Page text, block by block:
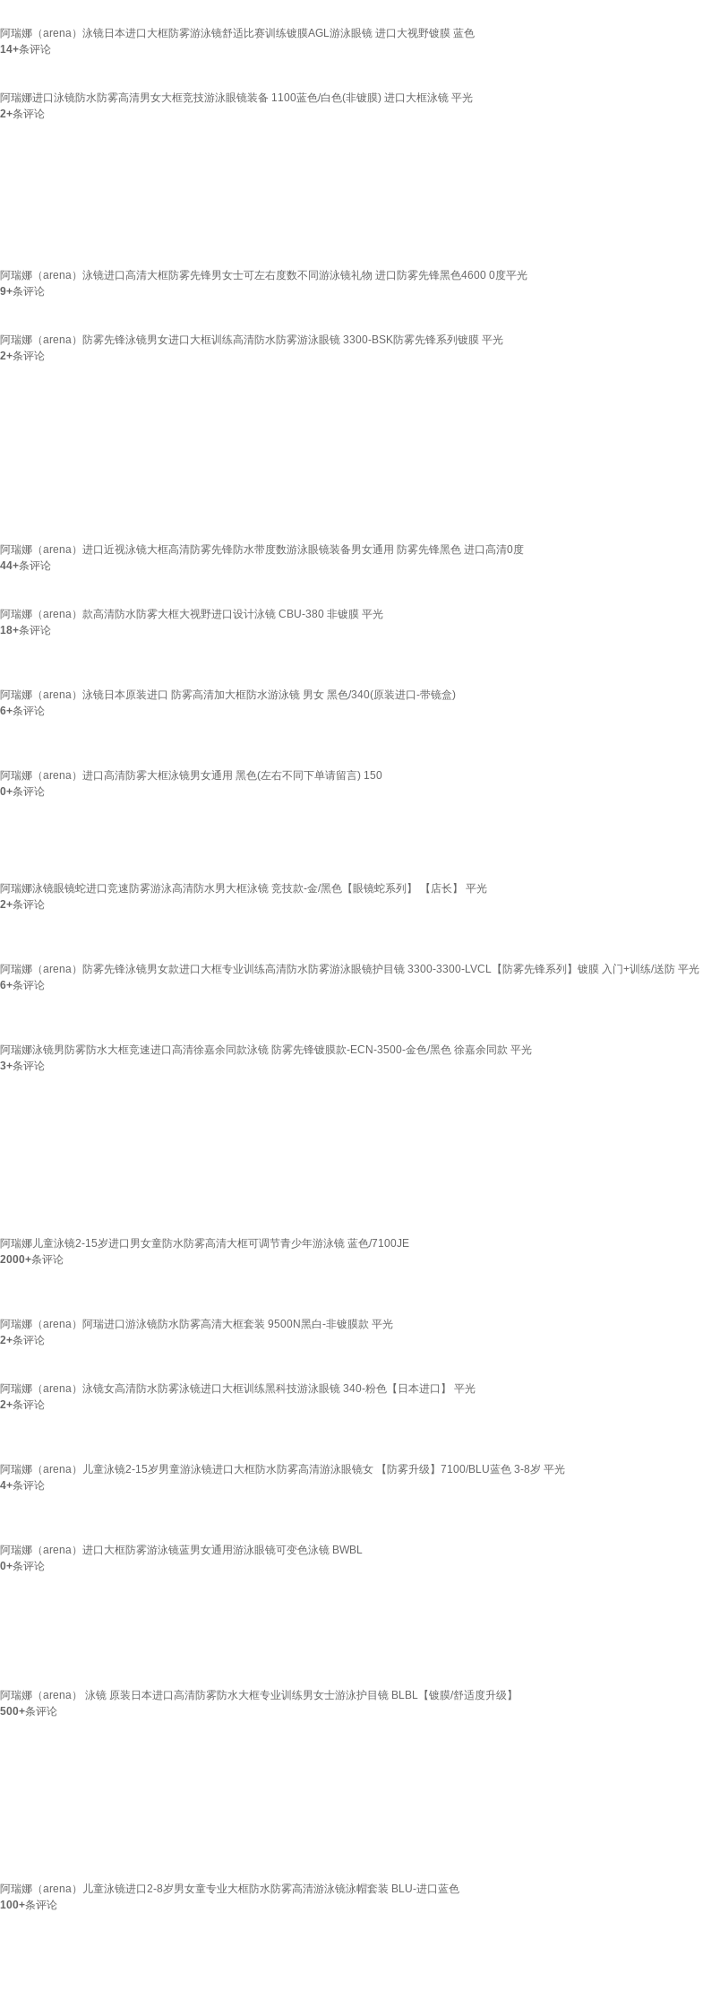
阿瑞娜（arena）泳镜日本进口大框防雾游泳镜舒适比赛训练镀膜AGL游泳眼镜 进口大视野镀膜 蓝色
14+条评论
阿瑞娜进口泳镜防水防雾高清男女大框竞技游泳眼镜装备 1100蓝色/白色(非镀膜) 进口大框泳镜 平光
2+条评论
阿瑞娜（arena）泳镜进口高清大框防雾先锋男女士可左右度数不同游泳镜礼物 进口防雾先锋黑色4600 0度平光
9+条评论
阿瑞娜（arena）防雾先锋泳镜男女进口大框训练高清防水防雾游泳眼镜 3300-BSK防雾先锋系列镀膜 平光
2+条评论
阿瑞娜（arena）进口近视泳镜大框高清防雾先锋防水带度数游泳眼镜装备男女通用 防雾先锋黑色 进口高清0度
44+条评论
阿瑞娜（arena）款高清防水防雾大框大视野进口设计泳镜 CBU-380 非镀膜 平光
18+条评论
阿瑞娜（arena）泳镜日本原装进口 防雾高清加大框防水游泳镜 男女 黑色/340(原装进口-带镜盒)
6+条评论
阿瑞娜（arena）进口高清防雾大框泳镜男女通用 黑色(左右不同下单请留言) 150
0+条评论
阿瑞娜泳镜眼镜蛇进口竞速防雾游泳高清防水男大框泳镜 竞技款-金/黑色【眼镜蛇系列】 【店长】 平光
2+条评论
阿瑞娜（arena）防雾先锋泳镜男女款进口大框专业训练高清防水防雾游泳眼镜护目镜 3300-3300-LVCL【防雾先锋系列】镀膜 入门+训练/送防 平光
6+条评论
阿瑞娜泳镜男防雾防水大框竞速进口高清徐嘉余同款泳镜 防雾先锋镀膜款-ECN-3500-金色/黑色 徐嘉余同款 平光
3+条评论
阿瑞娜儿童泳镜2-15岁进口男女童防水防雾高清大框可调节青少年游泳镜 蓝色/7100JE
2000+条评论
阿瑞娜（arena）阿瑞进口游泳镜防水防雾高清大框套装 9500N黑白-非镀膜款 平光
2+条评论
阿瑞娜（arena）泳镜女高清防水防雾泳镜进口大框训练黑科技游泳眼镜 340-粉色【日本进口】 平光
2+条评论
阿瑞娜（arena）儿童泳镜2-15岁男童游泳镜进口大框防水防雾高清游泳眼镜女 【防雾升级】7100/BLU蓝色 3-8岁 平光
4+条评论
阿瑞娜（arena）进口大框防雾游泳镜蓝男女通用游泳眼镜可变色泳镜 BWBL
0+条评论
阿瑞娜（arena） 泳镜 原装日本进口高清防雾防水大框专业训练男女士游泳护目镜 BLBL【镀膜/舒适度升级】
500+条评论
阿瑞娜（arena）儿童泳镜进口2-8岁男女童专业大框防水防雾高清游泳镜泳帽套装 BLU-进口蓝色
100+条评论